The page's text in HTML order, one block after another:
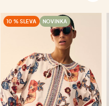
10 % SLEVA NOVINKA